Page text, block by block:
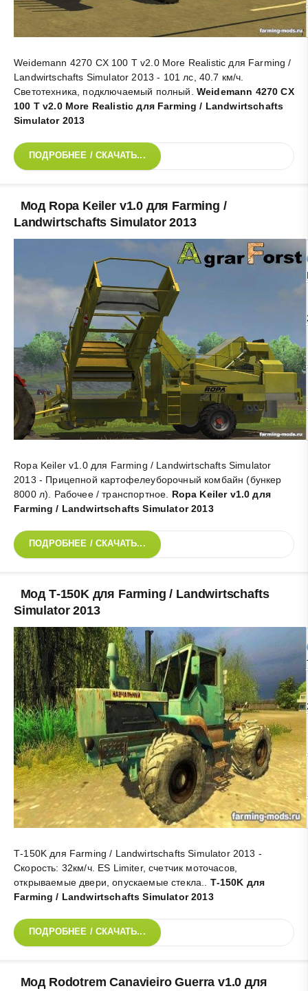
Weidemann 4270 CX 100 T v2.0 More Realistic для Farming /
Landwirtschafts Simulator 2013 - 101 лс, 40.7 км/ч.
Светотехника, подключаемый полный. Weidemann 4270 CX
100 T v2.0 More Realistic для Farming / Landwirtschafts
Simulator 2013
ПОДРОБНЕЕ / СКАЧАТЬ...
Мод Ropa Keiler v1.0 для Farming /
Landwirtschafts Simulator 2013
Ropa Keiler v1.0 для Farming / Landwirtschafts Simulator
2013 - Прицепной картофелеуборочный комбайн (бункер
8000 л). Рабочее / транспортное. Ropa Keiler v1.0 для
Farming / Landwirtschafts Simulator 2013
ПОДРОБНЕЕ / СКАЧАТЬ...
Мод Т-150K для Farming / Landwirtschafts
Simulator 2013
Т-150K для Farming / Landwirtschafts Simulator 2013 -
Скорость: 32км/ч. ES Limiter, счетчик моточасов,
открываемые двери, опускаемые стекла.
Т-150K для
Farming / Landwirtschafts Simulator 2013
ПОДРОБНЕЕ / СКАЧАТЬ...
Мод Rodotrem Canavieiro Guerra v1.0 для